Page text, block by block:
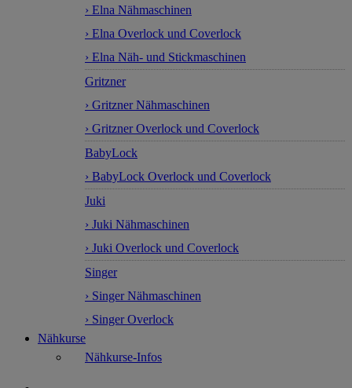
› Elna Nähmaschinen
› Elna Overlock und Coverlock
› Elna Näh- und Stickmaschinen
Gritzner
› Gritzner Nähmaschinen
› Gritzner Overlock und Coverlock
BabyLock
› BabyLock Overlock und Coverlock
Juki
› Juki Nähmaschinen
› Juki Overlock und Coverlock
Singer
› Singer Nähmaschinen
› Singer Overlock
Nähkurse
Nähkurse-Infos